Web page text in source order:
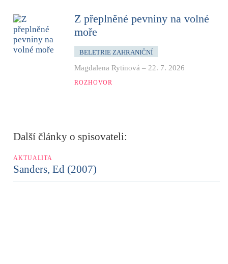
Z přeplněné pevniny na volné
moře
BELETRIE ZAHRANIČNÍ
Magdalena Rytinová – 22. 7. 2026
ROZHOVOR
Další články o spisovateli:
AKTUALITA
Sanders, Ed (2007)